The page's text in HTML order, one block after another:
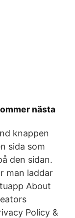
nästa
knappen
sida som
den sidan.
man laddar
About
Policy &